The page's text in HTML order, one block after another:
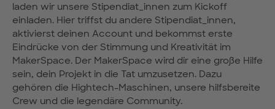
laden wir unsere Stipendiat_innen zum Kickoff
einladen. Hier triffst du andere Stipendiat_innen,
aktivierst deinen Account und bekommst erste
Eindrücke von der Stimmung und Kreativität im
MakerSpace. Der MakerSpace wird dir eine große Hilfe
sein, dein Projekt in die Tat umzusetzen. Dazu
gehören die Hightech-Maschinen, unsere hilfsbereite
Crew und die legendäre Community.